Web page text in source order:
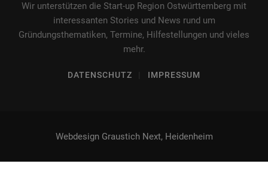
Wir unterstützen die Start-up Region Ostwürttemberg mit
interessanten Stories und News rund um
Gründungsthematiken, Termine, Hilfestellungen und vieles
mehr.
DATENSCHUTZ IMPRESSUM
Webdesign Graustich Next, Heidenheim